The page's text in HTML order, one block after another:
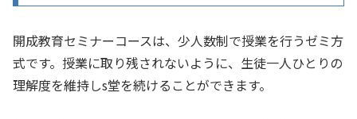
開成教育セミナーコースは、少人数制で授業を行うゼミ方
式です。授業に取り残されないように、生徒一人ひとりの
理解度を維持しs堂を続けることができます。